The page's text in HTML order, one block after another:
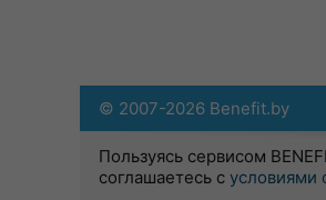
© 2007-2026 Benefit.by
Пользуясь сервисом
соглашаетесь с условиями